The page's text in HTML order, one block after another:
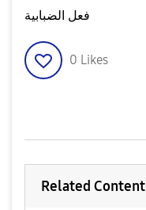
فعل الضبابية
0 Likes
Related Content